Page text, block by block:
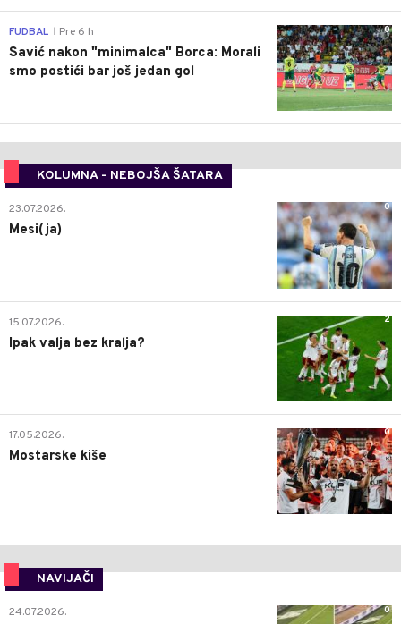
0
FUDBAL Pre 6 h
Savić nakon "minimalca" Borca: Morali
smo postići bar još jedan gol
KOLUMNA - NEBOJŠA ŠATARA
0
23.07.2026.
Mesi(ja)
2
15.07.2026.
Ipak valja bez kralja?
0
17.05.2026.
Mostarske kiše
NAVIJAČI
0
24.07.2026.